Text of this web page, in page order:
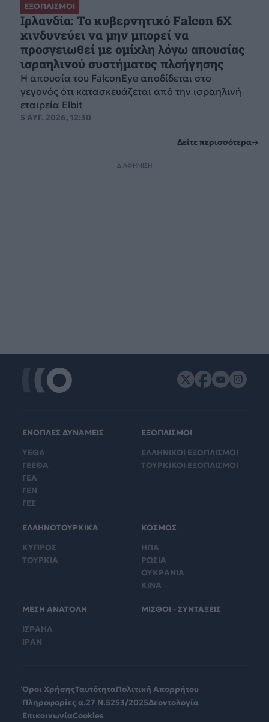
ΕΞΟΠΛΙΣΜΟΙ
Ιρλανδία: Το κυβερνητικό Falcon 6X
κινδυνεύει να μην μπορεί να
προσγειωθεί με ομίχλη λόγω απουσίας
ισραηλινού συστήματος πλοήγησης
Η απουσία του FalconEye αποδίδεται στο
γεγονός ότι κατασκευάζεται από την ισραηλινή
εταιρεία Elbit
5 ΑΥΓ. 2026, 12:30
Δείτε περισσότερα
ΔΙΑΦΗΜΙΣΗ
ΕΝΟΠΛΕΣ ΔΥΝΑΜΕΙΣ
ΥΕΘΑ
ΓΕΕΘΑ
ΓΕΑ
ΓΕΝ
ΓΕΣ
ΕΞΟΠΛΙΣΜΟΙ
ΕΛΛΗΝΙΚΟΙ ΕΞΟΠΛΙΣΜΟΙ
ΤΟΥΡΚΙΚΟΙ ΕΞΟΠΛΙΣΜΟΙ
ΕΛΛΗΝΟΤΟΥΡΚΙΚΑ
ΚΥΠΡΟΣ
ΤΟΥΡΚΙΑ
ΚΟΣΜΟΣ
ΗΠΑ
ΡΩΣΙΑ
ΟΥΚΡΑΝΙΑ
ΚΙΝΑ
ΜΕΣΗ ΑΝΑΤΟΛΗ
ΙΣΡΑΗΛ
ΙΡΑΝ
ΜΙΣΘΟΙ - ΣΥΝΤΑΞΕΙΣ
Όροι ΧρήσηςΤαυτότηταΠολιτική Απορρήτου
Πληροφορίες α.27 Ν.5253/2025Δεοντολογία
ΕπικοινωνίαCookies